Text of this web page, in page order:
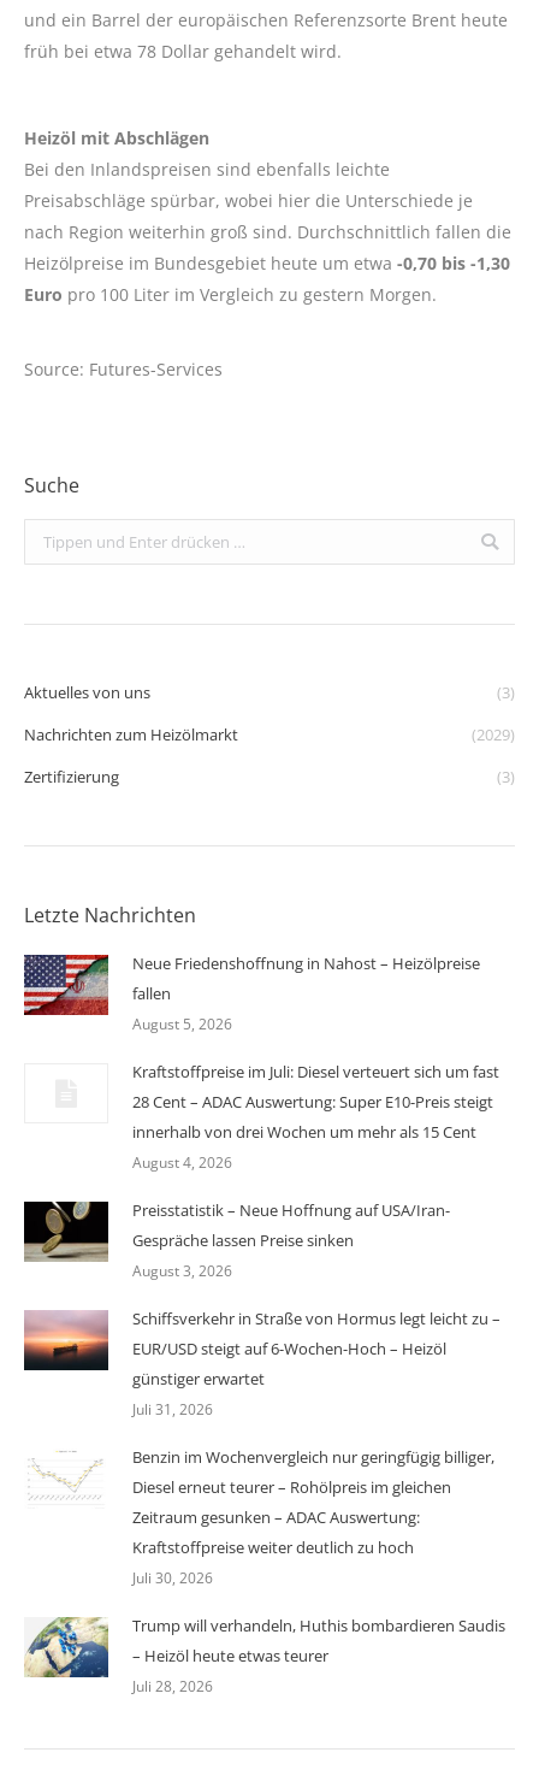
und ein Barrel der europäischen Referenzsorte Brent heute
früh bei etwa 78 Dollar gehandelt wird.
Heizöl mit Abschlägen
Bei den Inlandspreisen sind ebenfalls leichte
Preisabschläge spürbar, wobei hier die Unterschiede je
nach Region weiterhin groß sind. Durchschnittlich fallen die
Heizölpreise im Bundesgebiet heute um etwa -0,70 bis -1,30
Euro pro 100 Liter im Vergleich zu gestern Morgen.
Source: Futures-Services
Suche
Search:
Aktuelles von uns
(3)
Nachrichten zum Heizölmarkt
(2029)
Zertifizierung
(3)
Letzte Nachrichten
Neue Friedenshoffnung in Nahost – Heizölpreise
fallen
August 5, 2026
Kraftstoffpreise im Juli: Diesel verteuert sich um fast
28 Cent – ADAC Auswertung: Super E10-Preis steigt
innerhalb von drei Wochen um mehr als 15 Cent
August 4, 2026
Preisstatistik – Neue Hoffnung auf USA/Iran-
Gespräche lassen Preise sinken
August 3, 2026
Schiffsverkehr in Straße von Hormus legt leicht zu –
EUR/USD steigt auf 6-Wochen-Hoch – Heizöl
günstiger erwartet
Juli 31, 2026
Benzin im Wochenvergleich nur geringfügig billiger,
Diesel erneut teurer – Rohölpreis im gleichen
Zeitraum gesunken – ADAC Auswertung:
Kraftstoffpreise weiter deutlich zu hoch
Juli 30, 2026
Trump will verhandeln, Huthis bombardieren Saudis
– Heizöl heute etwas teurer
Juli 28, 2026